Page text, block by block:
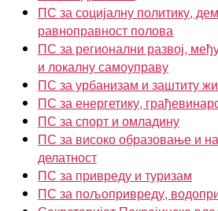
ПС за социјалну политику,
равноправност полова
ПС за регионални развој,
и локалну самоуправу
ПС за урбанизам и заштиту
ПС за енергетику,
ПС за спорт и омладину
ПС за високо образовање и
делатност
ПС за привреду и туризам
ПС за пољопривреду,